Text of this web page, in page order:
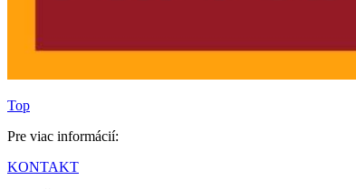
Top
Pre viac informácií:
KONTAKT